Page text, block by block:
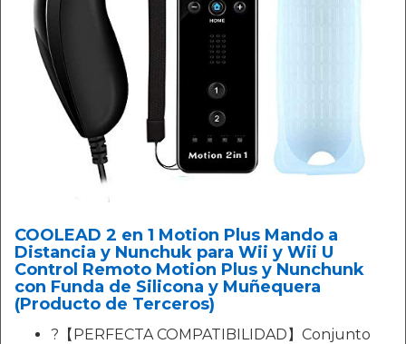
COOLEAD 2 en 1 Motion Plus Mando a
Distancia y Nunchuk para Wii y Wii U
Control Remoto Motion Plus y Nunchunk
con Funda de Silicona y Muñequera
(Producto de Terceros)
?【PERFECTA COMPATIBILIDAD】Conjunto